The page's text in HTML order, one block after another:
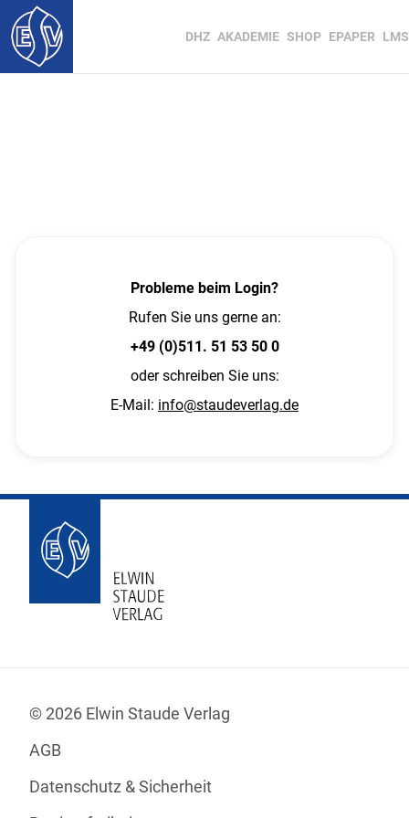
DHZ AKADEMIE SHOP EPAPER LMS
Probleme beim Login?
Rufen Sie uns gerne an:
+49 (0)511. 51 53 50 0
oder schreiben Sie uns:
E-Mail: info@staudeverlag.de
© 2026 Elwin Staude Verlag
AGB
Datenschutz & Sicherheit